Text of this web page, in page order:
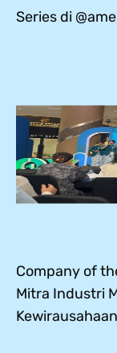
Series di
Company of
Mitra Industri